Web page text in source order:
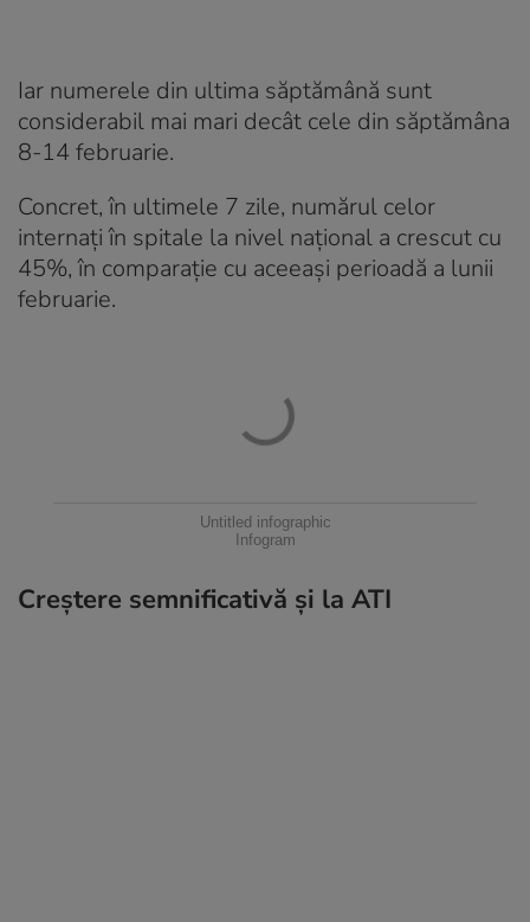
Iar numerele din ultima săptămână sunt
considerabil mai mari decât cele din săptămâna
8-14 februarie.
Concret, în ultimele 7 zile, numărul celor
internați în spitale la nivel național a crescut cu
45%, în comparație cu aceeași perioadă a lunii
februarie.
Untitled infographic
Infogram
Creștere semnificativă și la ATI